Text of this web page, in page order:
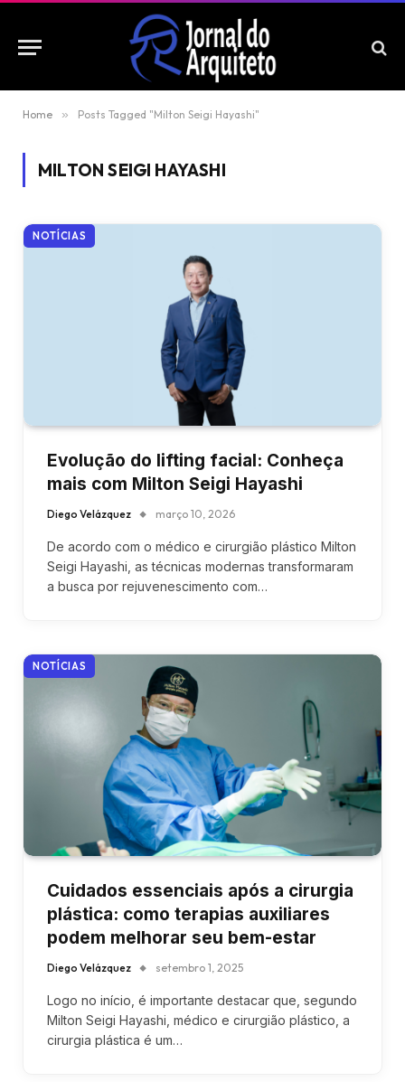
Home » Posts Tagged "Milton Seigi Hayashi"
MILTON SEIGI HAYASHI
NOTÍCIAS
Evolução do lifting facial: Conheça
mais com Milton Seigi Hayashi
Diego Velázquez março 10, 2026
De acordo com o médico e cirurgião plástico Milton
Seigi Hayashi, as técnicas modernas transformaram
a busca por rejuvenescimento com…
NOTÍCIAS
Cuidados essenciais após a cirurgia
plástica: como terapias auxiliares
podem melhorar seu bem-estar
Diego Velázquez setembro 1, 2025
Logo no início, é importante destacar que, segundo
Milton Seigi Hayashi, médico e cirurgião plástico, a
cirurgia plástica é um…